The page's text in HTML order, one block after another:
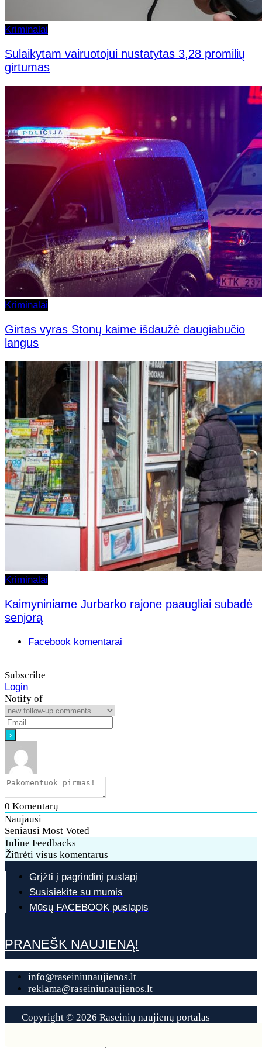
Kriminalai
Sulaikytam vairuotojui nustatytas 3,28 promilių
girtumas
Kriminalai
Girtas vyras Stonų kaime išdaužė daugiabučio
langus
Kriminalai
Kaimyniniame Jurbarko rajone paaugliai subadė
senjorą
Facebook komentarai
Subscribe
Login
Notify of
0 Komentarų
Naujausi
Seniausi Most Voted
Inline Feedbacks
Žiūrėti visus komentarus
Grįžti į pagrindinį puslapį
Susisiekite su mumis
Mūsų FACEBOOK puslapis
PRANEŠK NAUJIENĄ!
info@raseiniunaujienos.lt
reklama@raseiniunaujienos.lt
Copyright © 2026 Raseinių naujienų portalas
Contact